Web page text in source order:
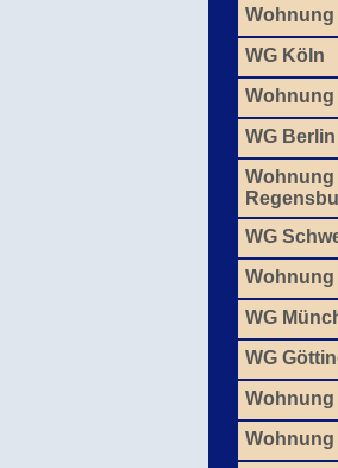
WG Köln
Wohnung
WG Berlin
Wohnung
WG
Wohnung
WG
WG
Wohnung
Wohnung